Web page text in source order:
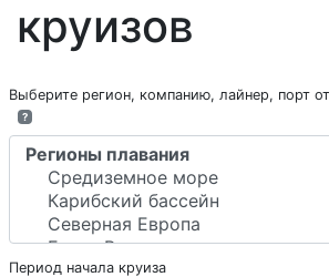
круизов
Выберите регион, компанию, лайнер, порт
?
Период начала круиза